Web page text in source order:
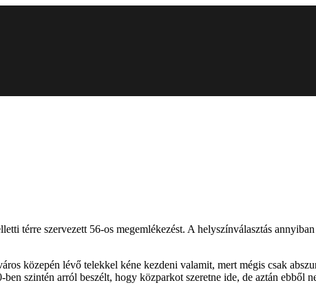
térre szervezett 56-os megemlékezést. A helyszínválasztás
közepén lévő telekkel kéne kezdeni valamit, mert mégis csak
szintén arról beszélt, hogy közparkot szeretne ide, de aztán ebből